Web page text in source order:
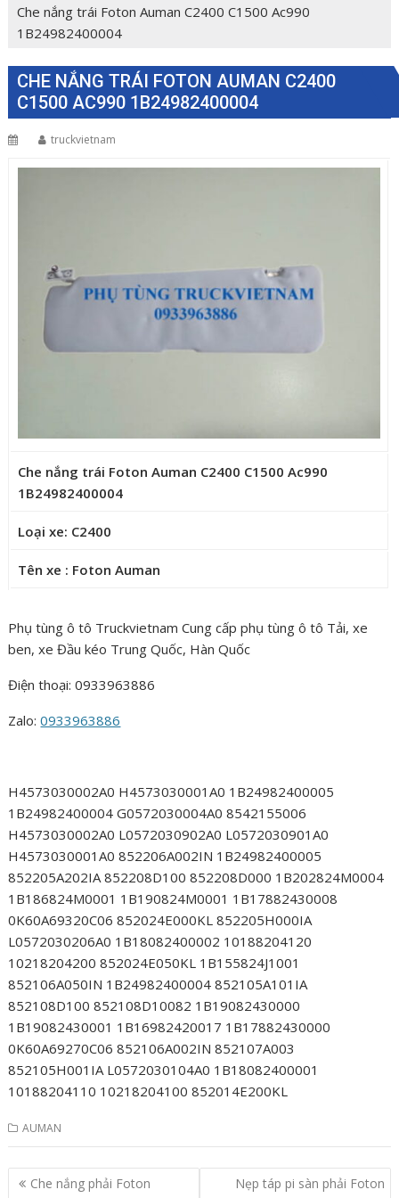
Che nắng trái Foton Auman C2400 C1500 Ac990
1B24982400004
CHE NẮNG TRÁI FOTON AUMAN C2400
C1500 AC990 1B24982400004
truckvietnam
Che nắng trái Foton Auman C2400 C1500 Ac990
1B24982400004
Loại xe: C2400
Tên xe : Foton Auman
Phụ tùng ô tô Truckvietnam Cung cấp phụ tùng ô tô Tải, xe
ben, xe Đầu kéo Trung Quốc, Hàn Quốc
Điện thoại: 0933963886
Zalo:0933963886
H4573030002A0 H4573030001A0 1B24982400005
1B24982400004 G0572030004A0 8542155006
H4573030002A0 L0572030902A0 L0572030901A0
H4573030001A0 852206A002IN 1B24982400005
852205A202IA 852208D100 852208D000 1B202824M0004
1B186824M0001 1B190824M0001 1B17882430008
0K60A69320C06 852024E000KL 852205H000IA
L0572030206A0 1B18082400002 10188204120
10218204200 852024E050KL 1B155824J1001
852106A050IN 1B24982400004 852105A101IA
852108D100 852108D10082 1B19082430000
1B19082430001 1B16982420017 1B17882430000
0K60A69270C06 852106A002IN 852107A003
852105H001IA L0572030104A0 1B18082400001
10188204110 10218204100 852014E200KL
AUMAN
Post
Che nắng phải Foton
Nẹp táp pi sàn phải Foton